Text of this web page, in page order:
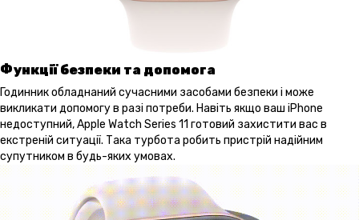
Функції безпеки та допомога
Годинник обладнаний сучасними засобами безпеки і може
викликати допомогу в разі потреби. Навіть якщо ваш iPhone
недоступний, Apple Watch Series 11 готовий захистити вас в
екстреній ситуації. Така турбота робить пристрій надійним
супутником в будь-яких умовах.